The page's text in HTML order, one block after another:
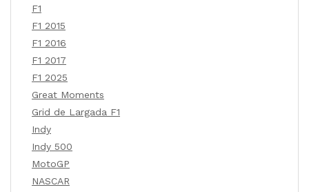
F1
F1 2015
F1 2016
F1 2017
F1 2025
Great Moments
Grid de Largada F1
Indy
Indy 500
MotoGP
NASCAR